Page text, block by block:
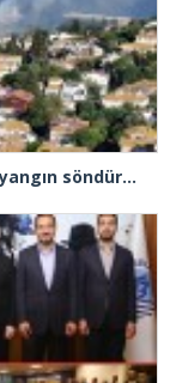
Heybeliada Deniz Harp Okulu’nda çıkan yangın söndürüldü